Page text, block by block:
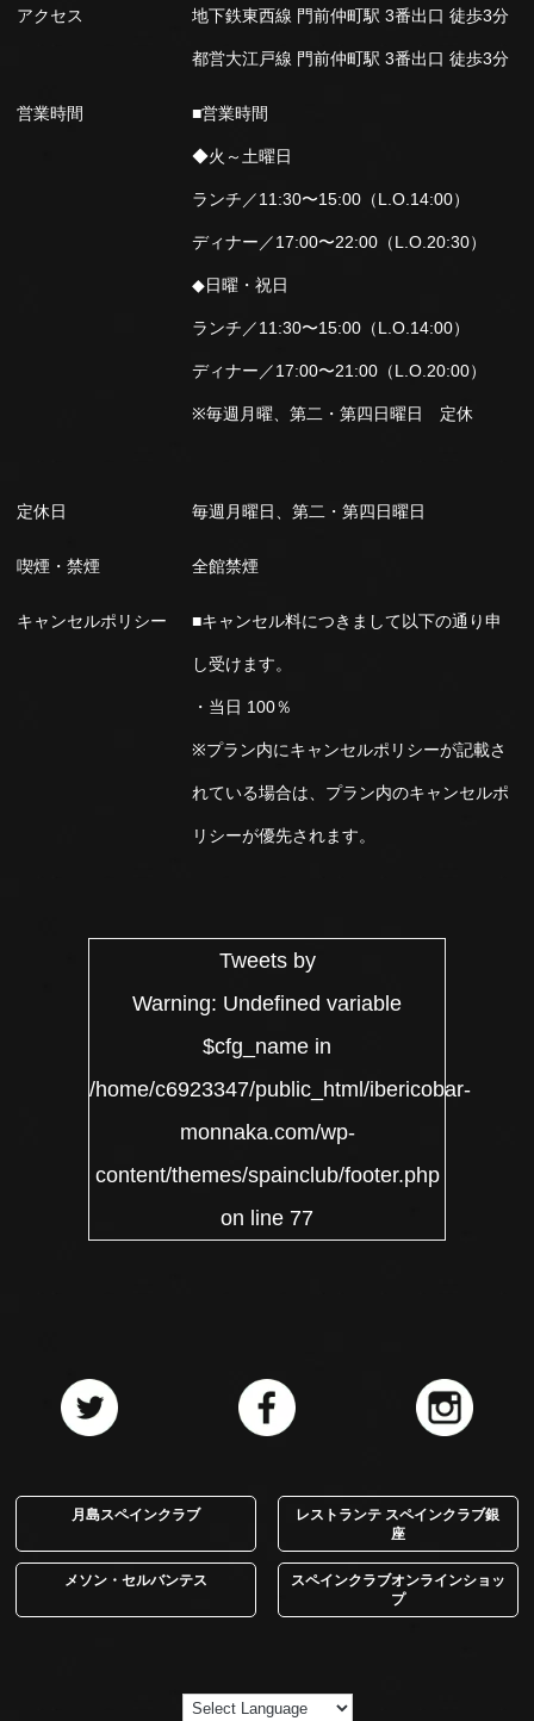
アクセス 地下鉄東西線 門前仲町駅 3番出口 徒歩3分
都営大江戸線 門前仲町駅 3番出口 徒歩3分
営業時間 ■営業時間
◆火～土曜日
ランチ／11:30〜15:00（L.O.14:00）
ディナー／17:00〜22:00（L.O.20:30）
◆日曜・祝日
ランチ／11:30〜15:00（L.O.14:00）
ディナー／17:00〜21:00（L.O.20:00）
※毎週月曜、第二・第四日曜日 定休
定休日 毎週月曜日、第二・第四日曜日
喫煙・禁煙 全館禁煙
キャンセルポリシー ■キャンセル料につきまして以下の通り申
し受けます。
・当日 100％
※プラン内にキャンセルポリシーが記載さ
れている場合は、プラン内のキャンセルポ
リシーが優先されます。
Tweets by
Warning: Undefined variable
$cfg_name in
/home/c6923347/public_html/ibericobar-
monnaka.com/wp-
content/themes/spainclub/footer.php
on line 77
月島スペインクラブ
レストランテ スペインクラブ銀
座
メソン・セルバンテス
スペインクラブオンラインショッ
プ